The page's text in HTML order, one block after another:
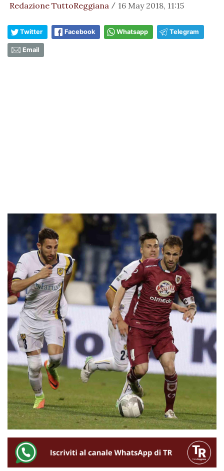
Redazione TuttoReggiana / 16 May 2018, 11:15
Twitter Facebook Whatsapp Telegram
Email